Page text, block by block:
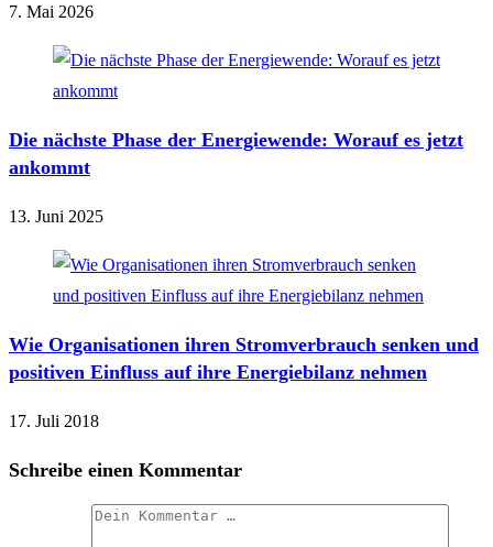
7. Mai 2026
Die nächste Phase der Energiewende: Worauf es jetzt
ankommt
13. Juni 2025
Wie Organisationen ihren Stromverbrauch senken und
positiven Einfluss auf ihre Energiebilanz nehmen
17. Juli 2018
Schreibe einen Kommentar